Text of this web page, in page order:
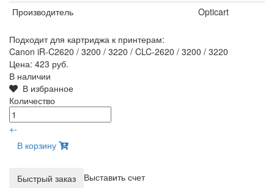
Производитель
Opticart
Подходит для картриджа к принтерам:
Canon iR-C2620 / 3200 / 3220 / CLC-2620 / 3200 / 3220
Цена: 423 руб.
В наличии
В избранное
Количество
+-
В корзину
Выставить счет